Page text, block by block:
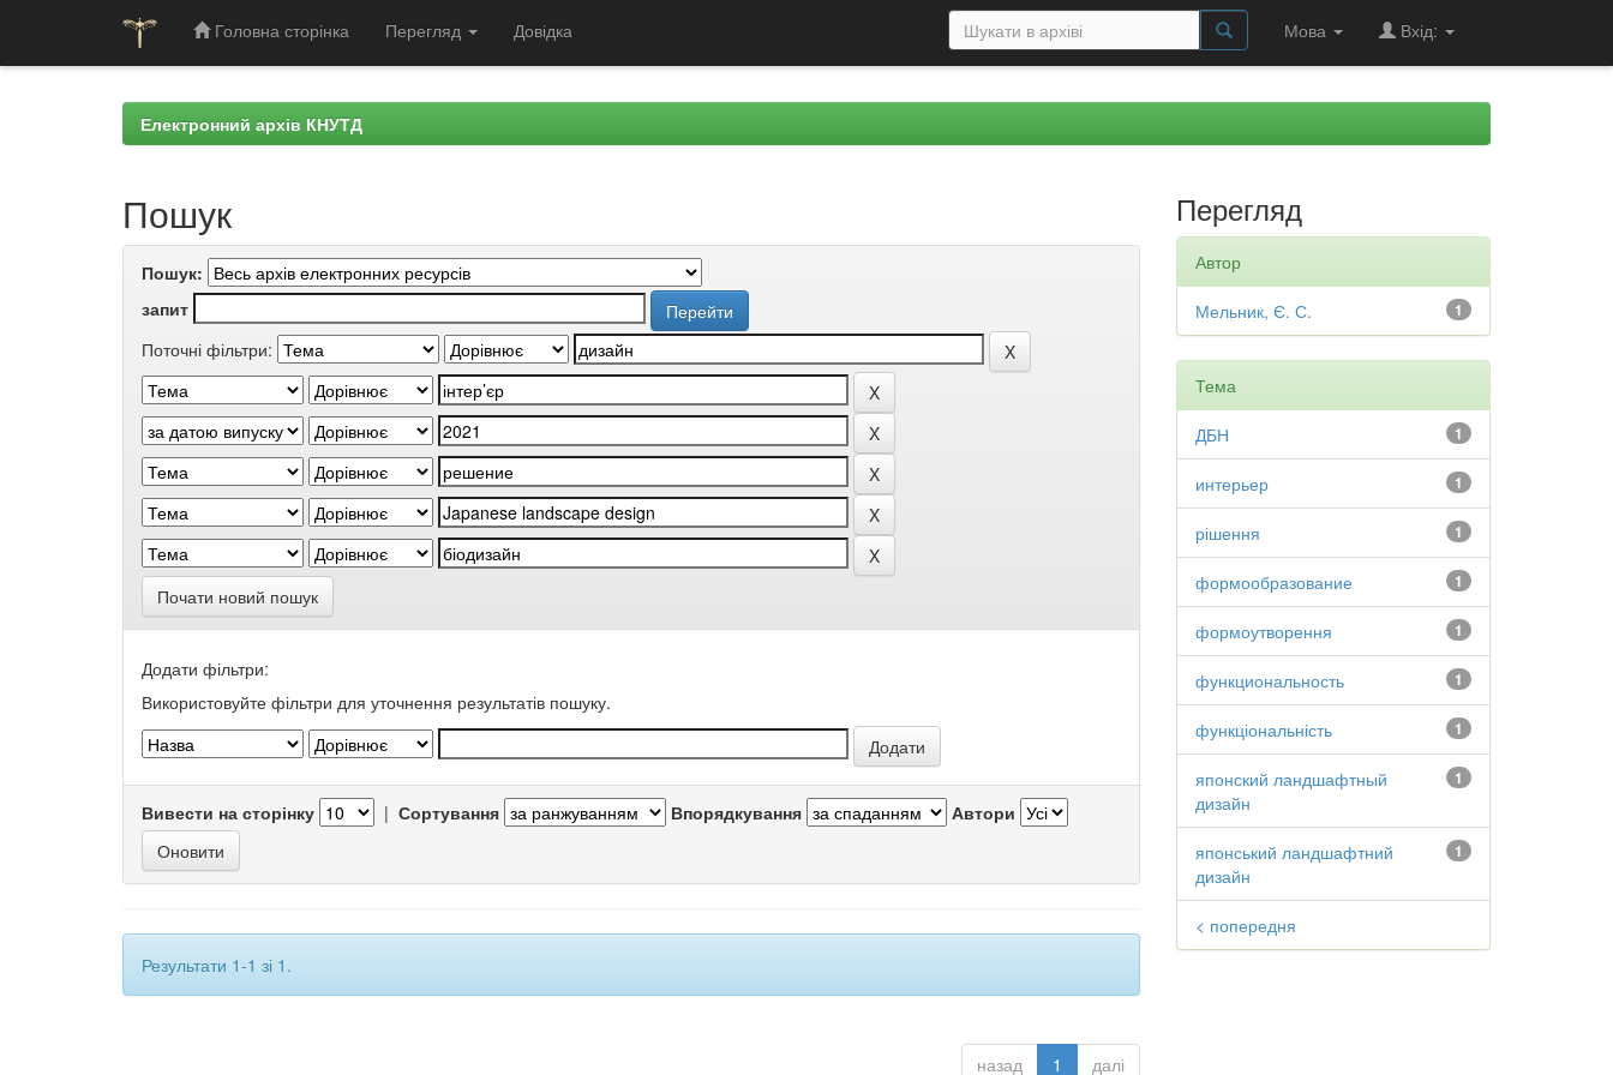
Головна сторінка Перегляд Довідка Мова Вхід:
Електронний архів КНУТД
Пошук
Пошук:
запит
Поточні фільтри:
Почати новий пошук
Додати фільтри:
Використовуйте фільтри для уточнення результатів пошуку.
Вивести на сторінку | Сортування Впорядкування Автори
Результати 1-1 зі 1.
назад 1 далі
Перегляд
Автор
1
Мельник, Є. С.
Тема
1
ДБН
1
интерьер
1
рішення
1
формообразование
1
формоутворення
1
функциональность
1
функціональність
1
японский ландшафтный
дизайн
1
японський ландшафтний
дизайн
< попередня